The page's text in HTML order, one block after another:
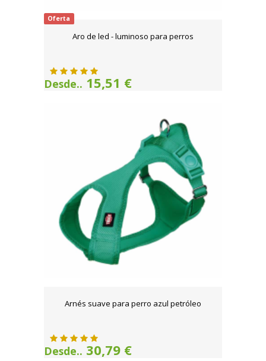
Oferta
Aro de led - luminoso para perros
Desde.. 15,51 €
Arnés suave para perro azul petróleo
Desde.. 30,79 €